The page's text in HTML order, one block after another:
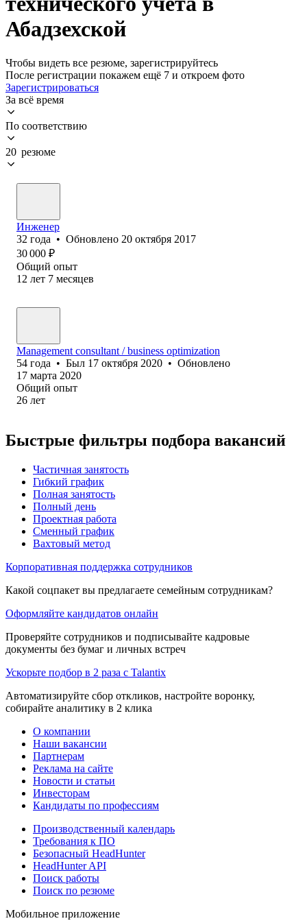
Абадзехской
Чтобы видеть все резюме, зарегистрируйтесь
После регистрации покажем ещё 7 и откроем фото
Зарегистрироваться
За всё время
По соответствию
20 резюме
Инженер
32 года • Обновлено 20 октября 2017
30 000 ₽
Общий опыт
12 лет 7 месяцев
Management consultant / business optimization
54 года • Был 17 октября 2020 • Обновлено
17 марта 2020
Общий опыт
26 лет
Быстрые фильтры подбора вакансий
Частичная занятость
Гибкий график
Полная занятость
Полный день
Проектная работа
Сменный график
Вахтовый метод
Корпоративная поддержка сотрудников
Какой соцпакет вы предлагаете семейным сотрудникам?
Оформляйте кандидатов онлайн
Проверяйте сотрудников и подписывайте кадровые
документы без бумаг и личных встреч
Ускорьте подбор в 2 раза с Talantix
Автоматизируйте сбор откликов, настройте воронку,
собирайте аналитику в 2 клика
О компании
Наши вакансии
Партнерам
Реклама на сайте
Новости и статьи
Инвесторам
Кандидаты по профессиям
Производственный календарь
Требования к ПО
Безопасный HeadHunter
HeadHunter API
Поиск работы
Поиск по резюме
Мобильное приложение